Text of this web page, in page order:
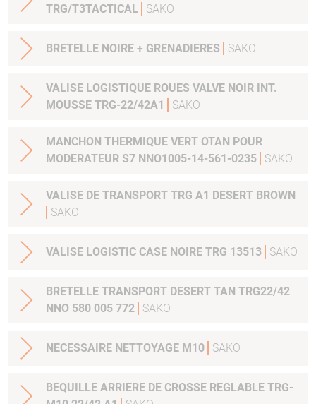
TRG/T3TACTICAL
SAKO
BRETELLE NOIRE + GRENADIERES SAKO
VALISE LOGISTIQUE ROUES VALVE NOIR INT.
MOUSSE TRG-22/42A1
SAKO
MANCHON THERMIQUE VERT OTAN POUR
MODERATEUR S7 NNO1005-14-561-0235
SAKO
VALISE DE TRANSPORT TRG A1 DESERT BROWN
SAKO
VALISE LOGISTIC CASE NOIRE TRG 13513 SAKO
BRETELLE TRANSPORT DESERT TAN TRG22/42
NNO 580 005 772
SAKO
NECESSAIRE NETTOYAGE M10 SAKO
BEQUILLE ARRIERE DE CROSSE REGLABLE TRG-